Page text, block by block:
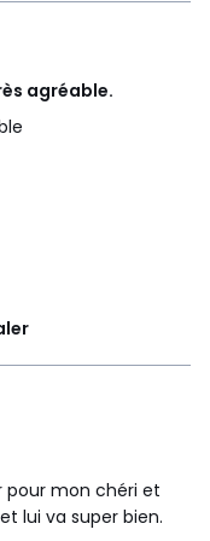
agréable.
pour mon chéri et
lui va super bien.